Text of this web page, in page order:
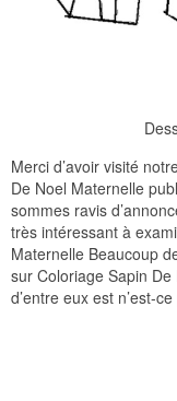
Merci d’avoir visité
De Noel Maternelle
sommes ravis
très intéressant à
Maternelle Beaucoup
sur Coloriage Sapin De
d’entre eux est n’est-